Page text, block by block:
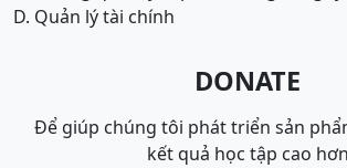
D. Quản lý tài chính
DONATE
Để giúp chúng tôi phát triển sản
kết quả học tập cao hơn